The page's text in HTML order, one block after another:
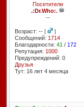
Посетители
.:Dr.Who:.
--
Возраст: -- |
|
Сообщений: 1714
Благодарности: 41 / 172
Репутация: 1000
Предупреждений: 0
Друзья
Тут: 16 лет 4 месяцa